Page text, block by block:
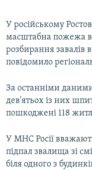
Усі сайти RFE/RL
У російському
масштабна пожежа в
розбирання завалів
повідомило
За останніми
дев'ятьох із них
пошкоджені 118
У МНС Росії
підпал звалища зі
біля одного з